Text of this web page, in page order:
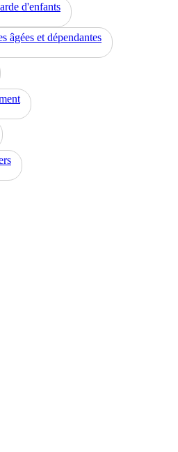
d'enfants
âgées et dépendantes